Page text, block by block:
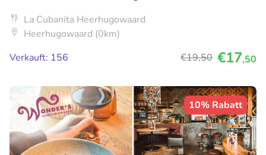
La Cubanita Heerhugowaard
Heerhugowaard (0km)
Verkauft: 156
€19,50 €17,50
10% Rabatt